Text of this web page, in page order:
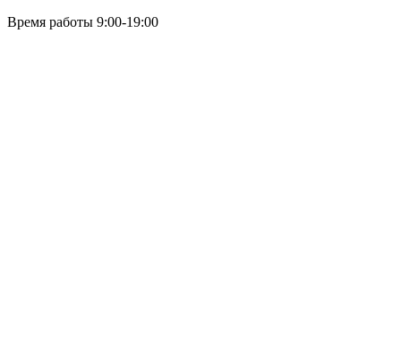
Время работы 9:00-19:00